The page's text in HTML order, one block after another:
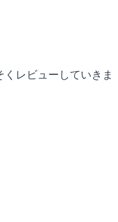
レビューしていきま